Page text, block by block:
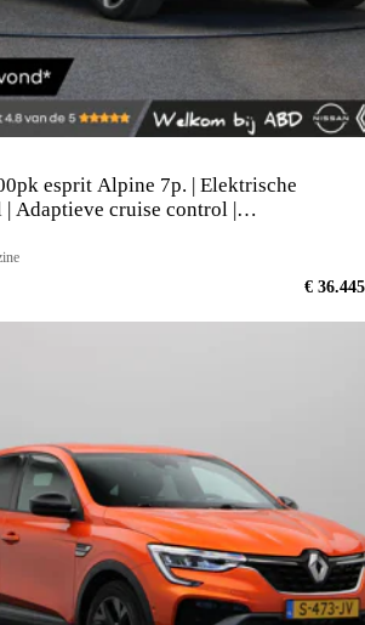
esprit Alpine 7p. | Elektrische
Adaptieve cruise control |
€ 36.445